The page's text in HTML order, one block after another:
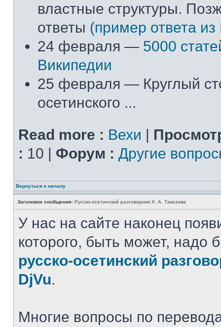
властные структуры.
ответы (пример ответа
24 февраля — 5000
Википедии
25 февраля — Круглый
осетинского ...
Read more : Вехи |
: 10 | Форум : Другие
Вернуться к началу
Заголовок сообщения: Русско-осетинский разговорник Х. А. Таказова
У нас на сайте наконец
которого, быть может, надо
русско-осетинский
DjVu.
Многие вопросы по